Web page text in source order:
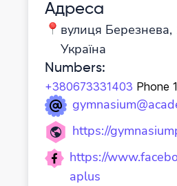
Адреса
вулиця Березнева,
Україна
Numbers:
+380673331403 Phone 1
https://
https://
aplus